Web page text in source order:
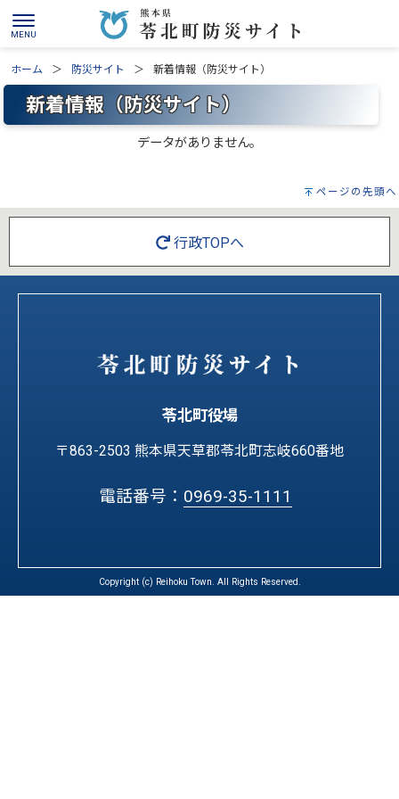
ホーム 防災サイト 新着情報（防災サイト）
新着情報（防災サイト）
データがありません。
ページの先頭へ
行政TOPへ
苓北町役場
〒863-2503 熊本県天草郡苓北町志岐660番地
電話番号： 0969-35-1111
Copyright (c) Reihoku Town. All Rights Reserved.